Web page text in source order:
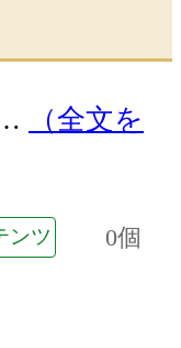
（全文を
ンツ 0個